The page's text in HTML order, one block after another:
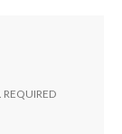
REQUIRED